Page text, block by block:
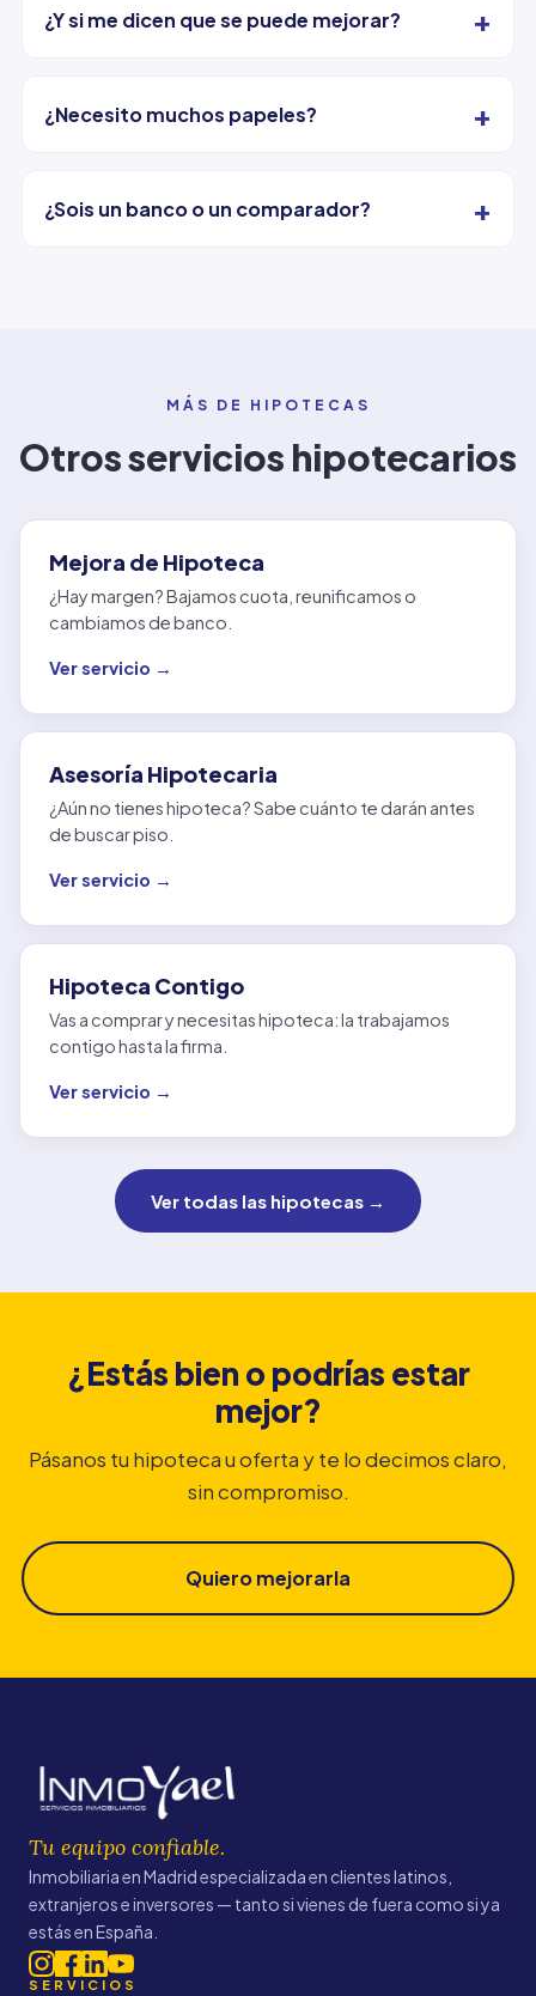
¿Y si me dicen que se puede mejorar? +
¿Necesito muchos papeles? +
¿Sois un banco o un comparador? +
MÁS DE HIPOTECAS
Otros servicios hipotecarios
Mejora de Hipoteca
¿Hay margen? Bajamos cuota, reunificamos o
cambiamos de banco.
Ver servicio →
Asesoría Hipotecaria
¿Aún no tienes hipoteca? Sabe cuánto te darán antes
de buscar piso.
Ver servicio →
Hipoteca Contigo
Vas a comprar y necesitas hipoteca: la trabajamos
contigo hasta la firma.
Ver servicio →
Ver todas las hipotecas →
¿Estás bien o podrías estar
mejor?
Pásanos tu hipoteca u oferta y te lo decimos claro,
sin compromiso.
Quiero mejorarla
Tu equipo confiable.
Inmobiliaria en Madrid especializada en clientes latinos,
extranjeros e inversores — tanto si vienes de fuera como si ya
estás en España.
SERVICIOS